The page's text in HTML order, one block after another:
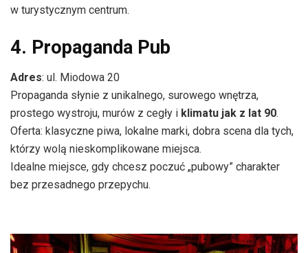
w turystycznym centrum.
4. Propaganda Pub
Adres: ul. Miodowa 20
Propaganda słynie z unikalnego, surowego wnętrza,
prostego wystroju, murów z cegły i klimatu jak z lat 90.
Oferta: klasyczne piwa, lokalne marki, dobra scena dla tych,
którzy wolą nieskomplikowane miejsca.
Idealne miejsce, gdy chcesz poczuć „pubowy” charakter
bez przesadnego przepychu.